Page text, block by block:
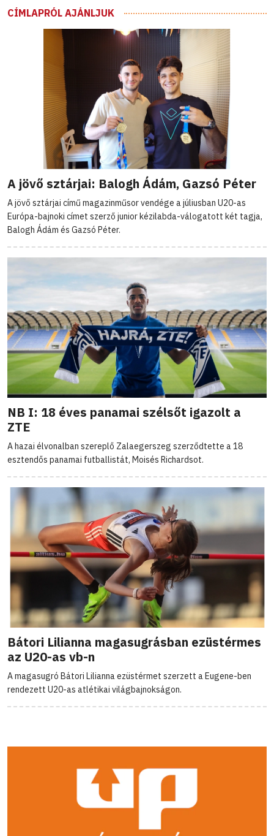
CÍMLAPRÓL AJÁNLJUK
A jövő sztárjai: Balogh Ádám, Gazsó Péter
A jövő sztárjai című magazinműsor vendége a júliusban U20-as
Európa-bajnoki címet szerző junior kézilabda-válogatott két tagja,
Balogh Ádám és Gazsó Péter.
NB I: 18 éves panamai szélsőt igazolt a
ZTE
A hazai élvonalban szereplő Zalaegerszeg szerződtette a 18
esztendős panamai futballistát, Moisés Richardsot.
Bátori Lilianna magasugrásban ezüstérmes
az U20-as vb-n
A magasugró Bátori Lilianna ezüstérmet szerzett a Eugene-ben
rendezett U20-as atlétikai világbajnokságon.